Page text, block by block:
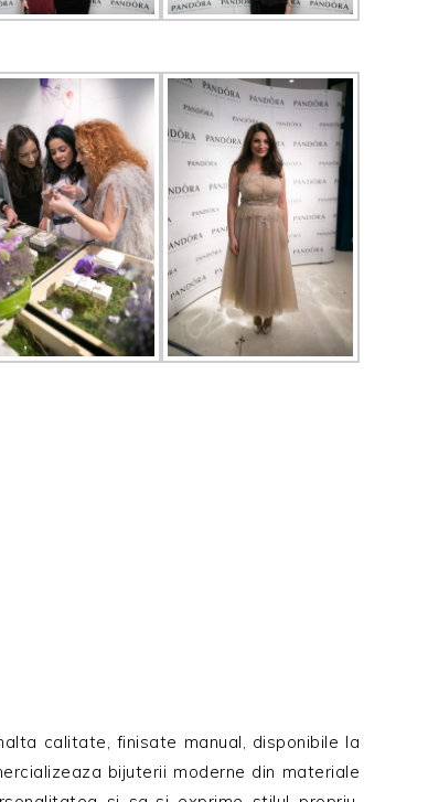
calitate, finisate manual, disponibile la
bijuterii moderne din materiale